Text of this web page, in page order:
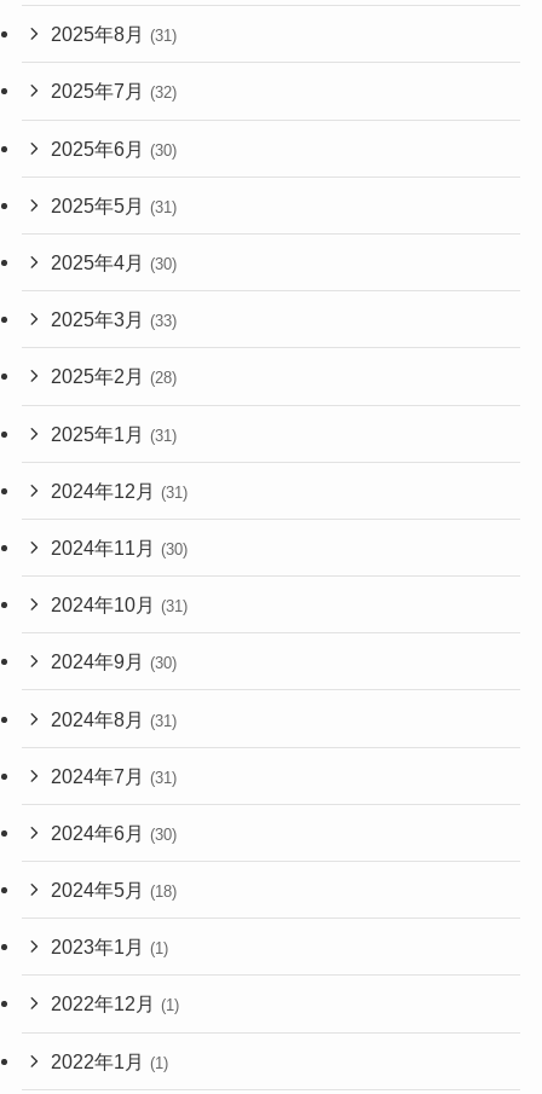
2025年8月 (31)
2025年7月 (32)
2025年6月 (30)
2025年5月 (31)
2025年4月 (30)
2025年3月 (33)
2025年2月 (28)
2025年1月 (31)
2024年12月 (31)
2024年11月 (30)
2024年10月 (31)
2024年9月 (30)
2024年8月 (31)
2024年7月 (31)
2024年6月 (30)
2024年5月 (18)
2023年1月 (1)
2022年12月 (1)
2022年1月 (1)